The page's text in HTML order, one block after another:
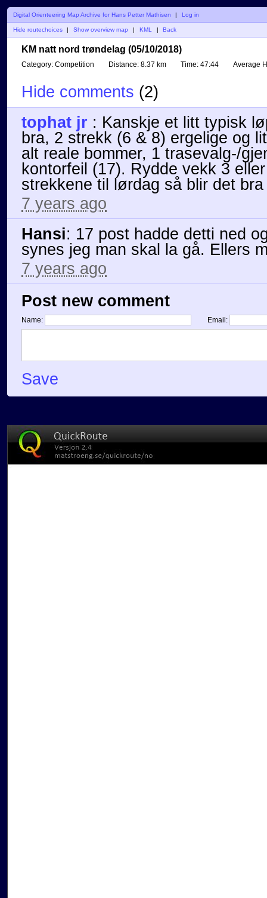
Digital Orienteering Map Archive for Hans Petter Mathisen | Log in
Hide routechoices Show overview map KML Back
KM natt nord trøndelag (05/10/2018)
Category: Competition Distance: 8.37 km Time: 47:44 Average
Hide comments (2)
tophat jr : Kanskje et litt typisk
bra, 2 strekk (6 & 8) ergelige og
alt reale bommer, 1 trasevalg-/
kontorfeil (17). Rydde vekk 3
strekkene til lørdag så blir det
7 years ago
Hansi: 17 post hadde detti ned
synes jeg man skal la gå. Ellers
7 years ago
Post new comment
Name: Email:
Save